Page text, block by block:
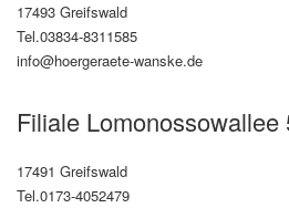
17493 Greifswald
Tel.03834-8311585
info@hoergeraete-wanske.de
Filiale Lomonossowallee
17491 Greifswald
Tel.0173-4052479